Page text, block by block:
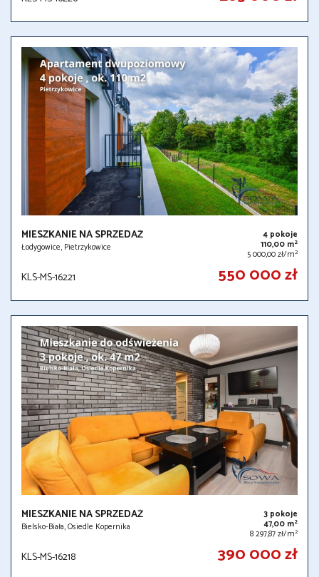
MIESZKANIE NA SPRZEDAŻ
Łodygowice, Pietrzykowice
4 pokoje
110,00 m2
5 000,00 zł/m2
KLS-MS-16221 550 000 zł
MIESZKANIE NA SPRZEDAŻ
Bielsko-Biała, Osiedle Kopernika
3 pokoje
47,00 m2
8 297,87 zł/m2
KLS-MS-16218 390 000 zł